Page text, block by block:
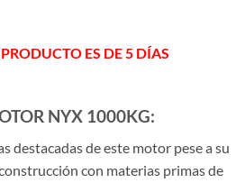
ES DE 5 DÍAS
NYX 1000KG:
destacadas de este motor pese a su
con materias primas de